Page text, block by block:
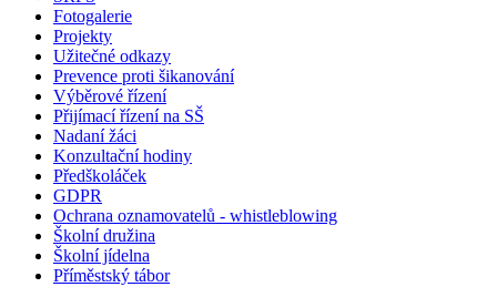
Fotogalerie
Projekty
Užitečné odkazy
Prevence proti šikanování
Výběrové řízení
Přijímací řízení na SŠ
Nadaní žáci
Konzultační hodiny
Předškoláček
GDPR
Ochrana oznamovatelů - whistleblowing
Školní družina
Školní jídelna
Příměstský tábor